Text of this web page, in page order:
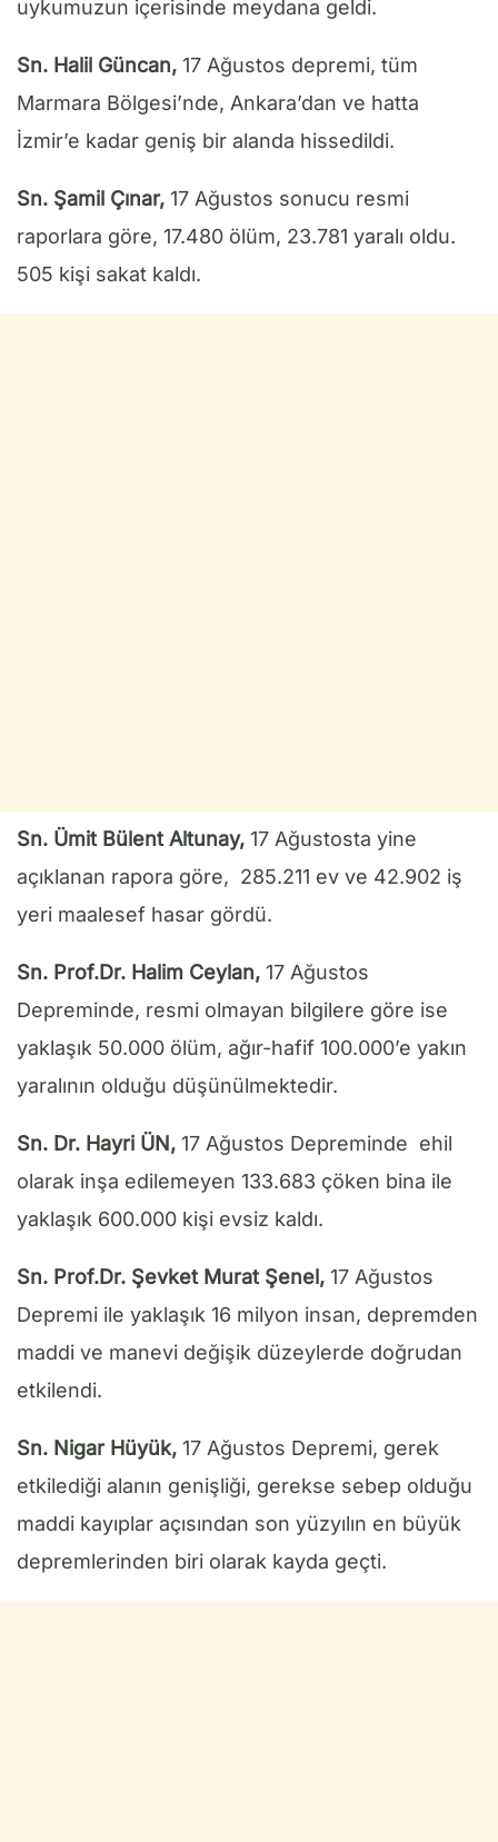
uykumuzun içerisinde meydana geldi.
Sn. Halil Güncan, 17 Ağustos depremi, tüm
Marmara Bölgesi’nde, Ankara’dan ve hatta
İzmir’e kadar geniş bir alanda hissedildi.
Sn. Şamil Çınar, 17 Ağustos sonucu resmi
raporlara göre, 17.480 ölüm, 23.781 yaralı oldu.
505 kişi sakat kaldı.
Sn. Ümit Bülent Altunay, 17 Ağustosta yine
açıklanan rapora göre, 285.211 ev ve 42.902 iş
yeri maalesef hasar gördü.
Sn. Prof.Dr. Halim Ceylan, 17 Ağustos
Depreminde, resmi olmayan bilgilere göre ise
yaklaşık 50.000 ölüm, ağır-hafif 100.000’e yakın
yaralının olduğu düşünülmektedir.
Sn. Dr. Hayri ÜN, 17 Ağustos Depreminde ehil
olarak inşa edilemeyen 133.683 çöken bina ile
yaklaşık 600.000 kişi evsiz kaldı.
Sn. Prof.Dr. Şevket Murat Şenel, 17 Ağustos
Depremi ile yaklaşık 16 milyon insan, depremden
maddi ve manevi değişik düzeylerde doğrudan
etkilendi.
Sn. Nigar Hüyük, 17 Ağustos Depremi, gerek
etkilediği alanın genişliği, gerekse sebep olduğu
maddi kayıplar açısından son yüzyılın en büyük
depremlerinden biri olarak kayda geçti.